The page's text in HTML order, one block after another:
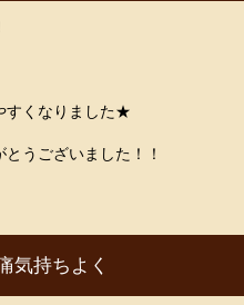
すくなりました★
うございました！！
気持ちよく